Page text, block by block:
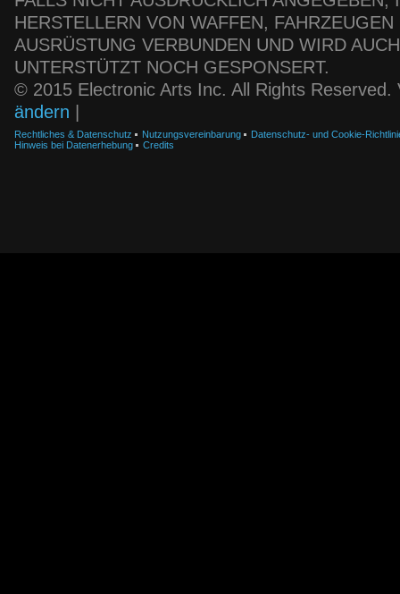
HERSTELLERN VON WAFFEN,
AUSRÜSTUNG VERBUNDEN UND WIRD
UNTERSTÜTZT NOCH GESPONSERT.
© 2015 Electronic Arts Inc. All Rights
ändern
Rechtliches & Datenschutz Nutzungsvereinbarung
Datenschutz- und Cookie-
Hinweis bei Datenerhebung
Credits